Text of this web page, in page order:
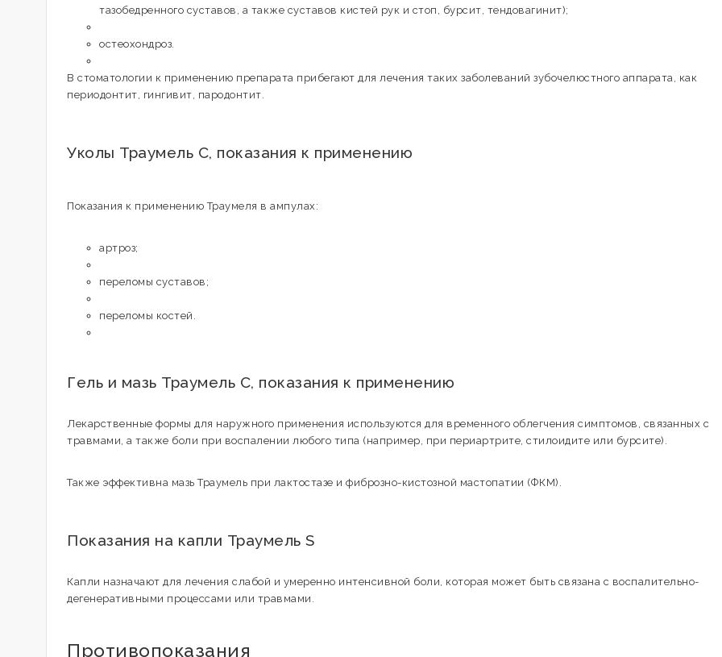
тазобедренного суставов, а также суставов кистей рук и стоп, бурсит, тендовагинит);
остеохондроз.
В стоматологии к применению препарата прибегают для лечения таких заболеваний зубочелюстного аппарата, как
периодонтит, гингивит, пародонтит.
Уколы Траумель С, показания к применению
Показания к применению Траумеля в ампулах:
артроз;
переломы суставов;
переломы костей.
Гель и мазь Траумель С, показания к применению
Лекарственные формы для наружного применения используются для временного облегчения симптомов, связанных с
травмами, а также боли при воспалении любого типа (например, при периартрите, стилоидите или бурсите).
Также эффективна мазь Траумель при лактостазе и фиброзно-кистозной мастопатии (ФКМ).
Показания на капли Траумель S
Капли назначают для лечения слабой и умеренно интенсивной боли, которая может быть связана с воспалительно-
дегенеративными процессами или травмами.
Противопоказания